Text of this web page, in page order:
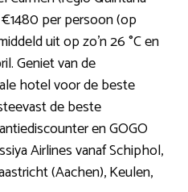
per persoon (op
uit op zo’n 26 °C en
Geniet van de
hotel voor de beste
de beste
en GOGO
Airlines vanaf Schiphol,
(Aachen), Keulen,